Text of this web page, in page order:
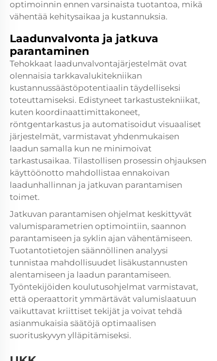
optimoinnin ennen varsinaista tuotantoa, mikä
vähentää kehitysaikaa ja kustannuksia.
Laadunvalvonta ja jatkuva
parantaminen
Tehokkaat laadunvalvontajärjestelmät ovat
olennaisia tarkkavalukitekniikan
kustannussäästöpotentiaalin täydelliseksi
toteuttamiseksi. Edistyneet tarkastustekniikat,
kuten koordinaattimittakoneet,
röntgentarkastus ja automatisoidut visuaaliset
järjestelmät, varmistavat yhdenmukaisen
laadun samalla kun ne minimoivat
tarkastusaikaa. Tilastollisen prosessin ohjauksen
käyttöönotto mahdollistaa ennakoivan
laadunhallinnan ja jatkuvan parantamisen
toimet.
Jatkuvan parantamisen ohjelmat keskittyvät
valumisparametrien optimointiin, saannon
parantamiseen ja syklin ajan vähentämiseen.
Tuotantotietojen säännöllinen analyysi
tunnistaa mahdollisuudet lisäkustannusten
alentamiseen ja laadun parantamiseen.
Työntekijöiden koulutusohjelmat varmistavat,
että operaattorit ymmärtävät valumislaatuun
vaikuttavat kriittiset tekijät ja voivat tehdä
asianmukaisia säätöjä optimaalisen
suorituskyvyn ylläpitämiseksi.